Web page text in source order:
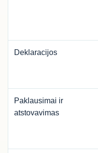
Deklaracijos
Paklausimai ir
atstovavimas